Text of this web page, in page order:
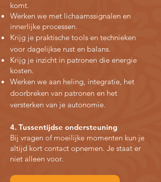
komt.
Werken we met lichaamssignalen en
innerlijke processen.
Krijg je praktische tools en technieken
voor dagelijkse rust en balans.
Krijg je inzicht in patronen die energie
kosten.
Werken we aan heling, integratie, het
doorbreken van patronen en het
versterken van je autonomie.
4. Tussentijdse ondersteuning
Bij vragen of moeilijke momenten kun je
altijd kort contact opnemen. Je staat er
niet alleen voor.